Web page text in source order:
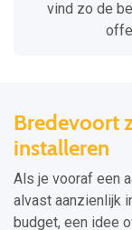
vind zo de
Bredevoort
installeren
Als je vooraf een
alvast aanzienlijk
budget, een idee